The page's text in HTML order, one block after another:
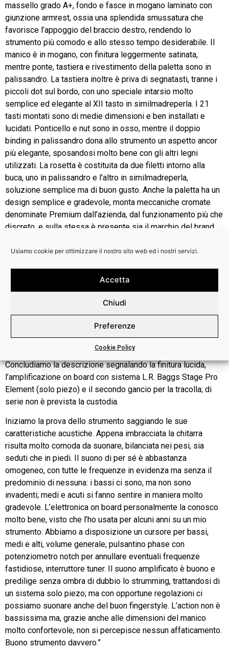
Usiamo cookie per ottimizzare il nostro sito web ed i nostri servizi.
Accetta
Chiudi
Preferenze
Cookie Policy
massello grado A+, fondo e fasce in mogano laminato con
giunzione armrest, ossia una splendida smussatura che
favorisce l’appoggio del braccio destro, rendendo lo
strumento più comodo e allo stesso tempo desiderabile. Il
manico è in mogano, con finitura leggermente satinata,
mentre ponte, tastiera e rivestimento della paletta sono in
palissandro. La tastiera inoltre è priva di segnatasti, tranne i
piccoli dot sul bordo, con uno speciale intarsio molto
semplice ed elegante al XII tasto in similmadreperla. I 21
tasti montati sono di medie dimensioni e ben installati e
lucidati. Ponticello e nut sono in osso, mentre il doppio
binding in palissandro dona allo strumento un aspetto ancor
più elegante, sposandosi molto bene con gli altri legni
utilizzati. La rosetta è costituita da due filetti intorno alla
buca, uno in palissandro e l’altro in similmadreperla,
soluzione semplice ma di buon gusto. Anche la paletta ha un
design semplice e gradevole, monta meccaniche cromate
denominate Premium dall’azienda, dal funzionamento più che
discreto, e sulla stessa è presente sia il marchio del brand
modello a ‘castelletto ribassato’, che è diventato una delle
cifre stilistiche della casa; è mutuato dalle serie più
progetto originale prevede due blocchi separati, quindi con i
fermacorde più distanziati dal ponte vero e proprio, mentre in
design, ma ne semplifica la realizzazione.
Concludiamo la descrizione segnalando la finitura lucida,
l’amplificazione on board con sistema L.R. Baggs Stage Pro
Element (solo piezo) e il secondo gancio per la tracolla; di
serie non è prevista la custodia.
Iniziamo la prova dello strumento saggiando le sue
caratteristiche acustiche. Appena imbracciata la chitarra
risulta molto comoda da suonare, bilanciata nei pesi, sia
seduti che in piedi. Il suono di per sé è abbastanza
omogeneo, con tutte le frequenze in evidenza ma senza il
predominio di nessuna: i bassi ci sono, ma non sono
invadenti; medi e acuti si fanno sentire in maniera molto
gradevole. L’elettronica on board personalmente la conosco
molto bene, visto che l’ho usata per alcuni anni su un mio
strumento. Abbiamo a disposizione un cursore per bassi,
medi e alti, volume generale, pulsantino phase con
potenziometro notch per annullare eventuali frequenze
fastidiose, interruttore tuner. Il suono amplificato è buono e
predilige senza ombra di dubbio lo strumming, trattandosi di
un sistema solo piezo; ma con opportune regolazioni ci
possiamo suonare anche del buon fingerstyle. L’action non è
bassissima ma, grazie anche alle dimensioni del manico
molto confortevole, non si percepisce nessun affaticamento.
Buono strumento davvero.”